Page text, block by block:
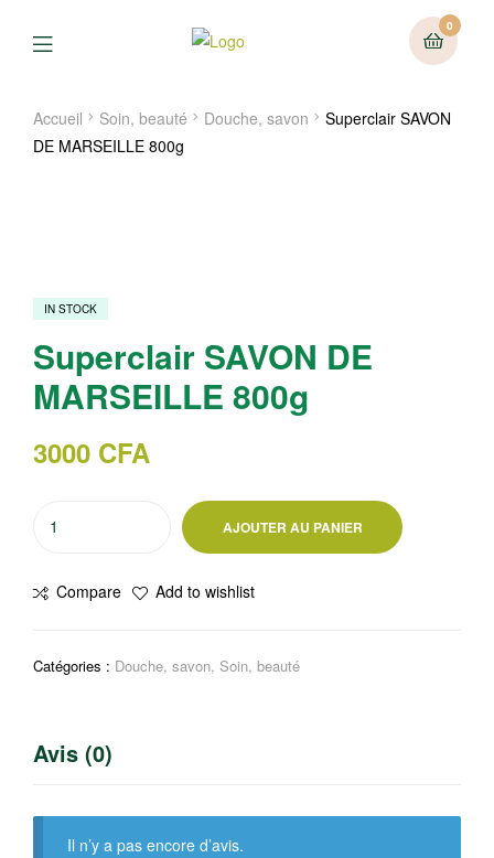
0
Menu
Accueil Soin, beauté Douche, savon
Superclair SAVON
DE MARSEILLE 800g
IN STOCK
Superclair SAVON DE
MARSEILLE 800g
3000 CFA
SAVON
800g
AJOUTER AU PANIER
Compare Add to wishlist
Catégories : Douche, savon, Soin, beauté
Avis (0)
Il n’y a pas encore d’avis.